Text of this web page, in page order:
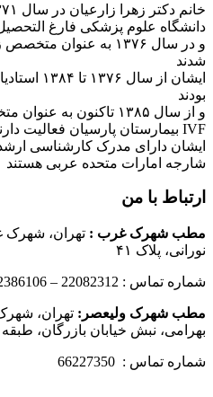
دانشگاه علوم پزشکی فارغ
و در سال ۱۳۷۶ به
شدند
ایشان از
بودند
و از سال ۱۳۸۵ تاکنون
IVF بیمارستان پارسیان فعالیت دارند.
ایشان دارای مدرک کارشناسی
شارجه امارات متحده عربی هستند
ارتباط با من
مطب شهرک غرب : تهران، شهرک
نورانی، پلاک ۴۱
شماره تماس : 22082312 – 22386106
مطب شهرک ولیعصر: تهران،
بهرامی، نبش خیابان بازرگان،
شماره تماس : 66227350